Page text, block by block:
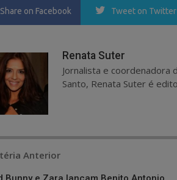
Share on Facebook Tweet on Twitter
Renata Suter
Jornalista e coordenadora
Santo, Renata Suter é
Anterior